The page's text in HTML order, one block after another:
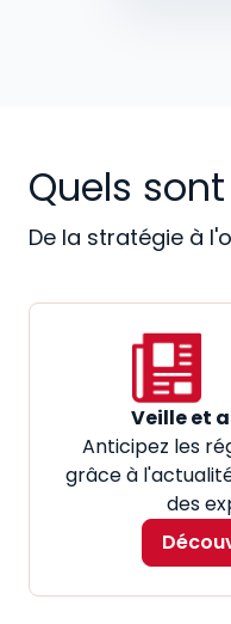
Quels
De la stratégie à
Veille et
Anticipez les
grâce à
des